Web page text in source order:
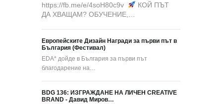
https://fb.me/e/4soH80c9v
КОЙ ПЪТ
ДА ХВАЩАМ? ОБУЧЕНИЕ,…
Европейските Дизайн Награди за първи път в
България (Фестивал)
EDA* дойде в България за първи път
благодарение на…
BDG 136: ИЗГРАЖДАНЕ НА ЛИЧЕН CREATIVE
BRAND - Давид Миров…